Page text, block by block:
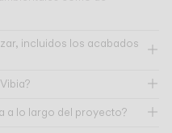
incluidos los acabados
a lo largo del proyecto?